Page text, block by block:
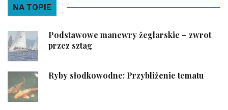
NA TOPIE
Podstawowe manewry żeglarskie – zwrot
przez sztag
Ryby słodkowodne: Przybliżenie tematu